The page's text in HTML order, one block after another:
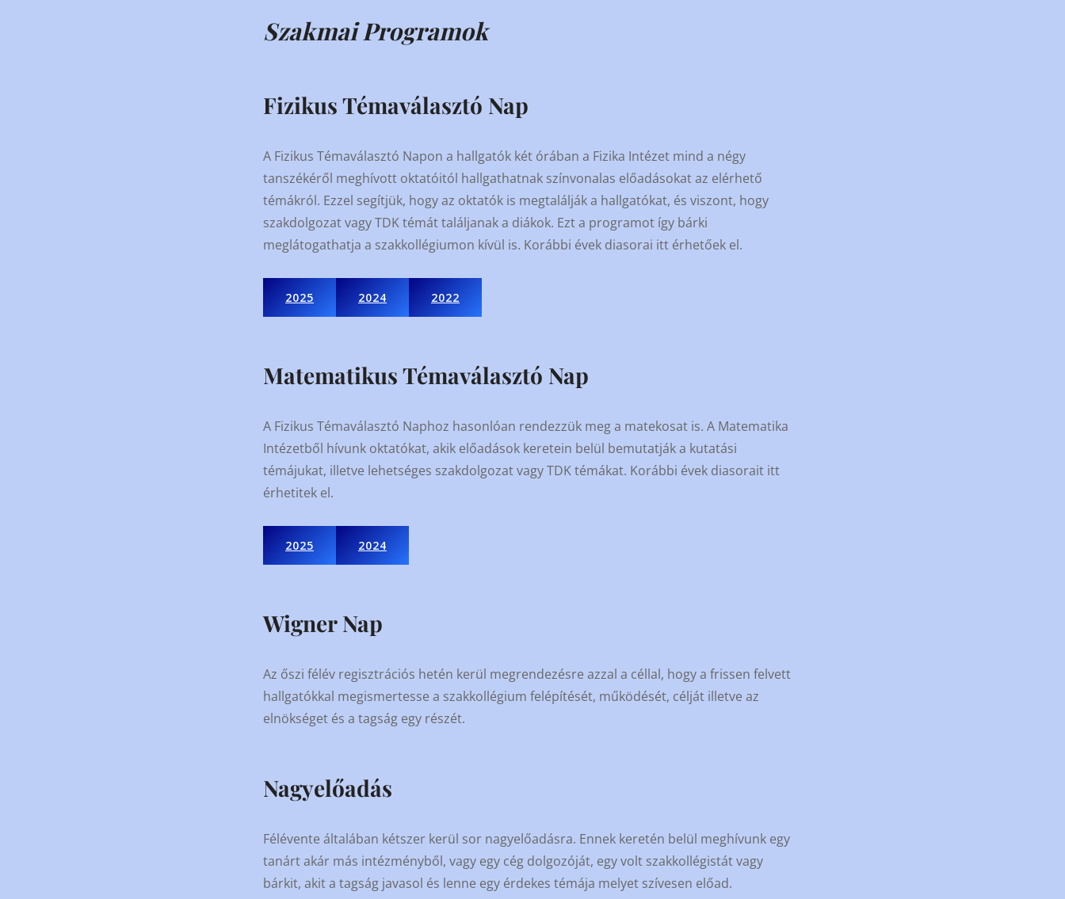
Szakmai Programok
Fizikus Témaválasztó Nap
A Fizikus Témaválasztó Napon a hallgatók két órában a Fizika Intézet mind a négy
tanszékéről meghívott oktatóitól hallgathatnak színvonalas előadásokat az elérhető
témákról. Ezzel segítjük, hogy az oktatók is megtalálják a hallgatókat, és viszont, hogy
szakdolgozat vagy TDK témát találjanak a diákok. Ezt a programot így bárki
meglátogathatja a szakkollégiumon kívül is. Korábbi évek diasorai itt érhetőek el.
2025 2024 2022
Matematikus Témaválasztó Nap
A Fizikus Témaválasztó Naphoz hasonlóan rendezzük meg a matekosat is. A Matematika
Intézetből hívunk oktatókat, akik előadások keretein belül bemutatják a kutatási
témájukat, illetve lehetséges szakdolgozat vagy TDK témákat. Korábbi évek diasorait itt
érhetitek el.
2025 2024
Wigner Nap
Az őszi félév regisztrációs hetén kerül megrendezésre azzal a céllal, hogy a frissen felvett
hallgatókkal megismertesse a szakkollégium felépítését, működését, célját illetve az
elnökséget és a tagság egy részét.
Nagyelőadás
Félévente általában kétszer kerül sor nagyelőadásra. Ennek keretén belül meghívunk egy
tanárt akár más intézményből, vagy egy cég dolgozóját, egy volt szakkollégistát vagy
bárkit, akit a tagság javasol és lenne egy érdekes témája melyet szívesen előad.